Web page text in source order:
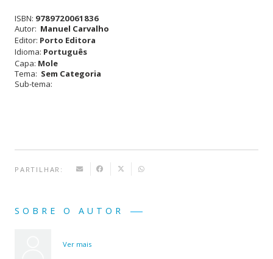
Portugal
quis
esquecer
ISBN: 9789720061836
Autor: Manuel Carvalho
Editor: Porto Editora
Idioma: Português
Capa: Mole
Tema: Sem Categoria
Sub-tema:
PARTILHAR:
SOBRE O AUTOR
Ver mais